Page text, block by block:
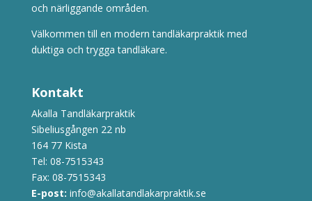
och närliggande områden.
Välkommen till en modern tandläkarpraktik med
duktiga och trygga tandläkare.
Kontakt
Akalla Tandläkarpraktik
Sibeliusgången 22 nb
164 77 Kista
Tel: 08-7515343
Fax: 08-7515343
E-post: info@akallatandlakarpraktik.se